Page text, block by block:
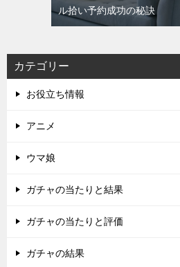
ル拾い予約成功の秘訣
カテゴリー
お役立ち情報
アニメ
ウマ娘
ガチャの当たりと結果
ガチャの当たりと評価
ガチャの結果